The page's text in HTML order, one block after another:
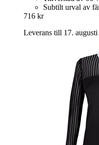
Subtilt urval av
716 kr
Leverans till 17. augusti